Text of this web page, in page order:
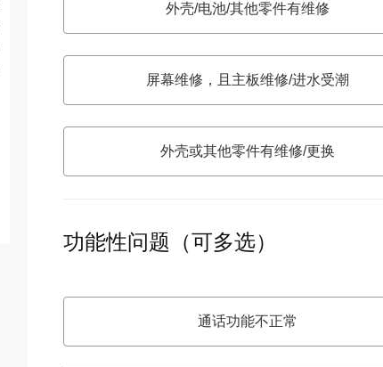
外壳/电池/其他零件有维修
屏幕维修，且主板维修/进水受潮
外壳或其他零件有维修/更换
功能性问题（可多选）
通话功能不正常